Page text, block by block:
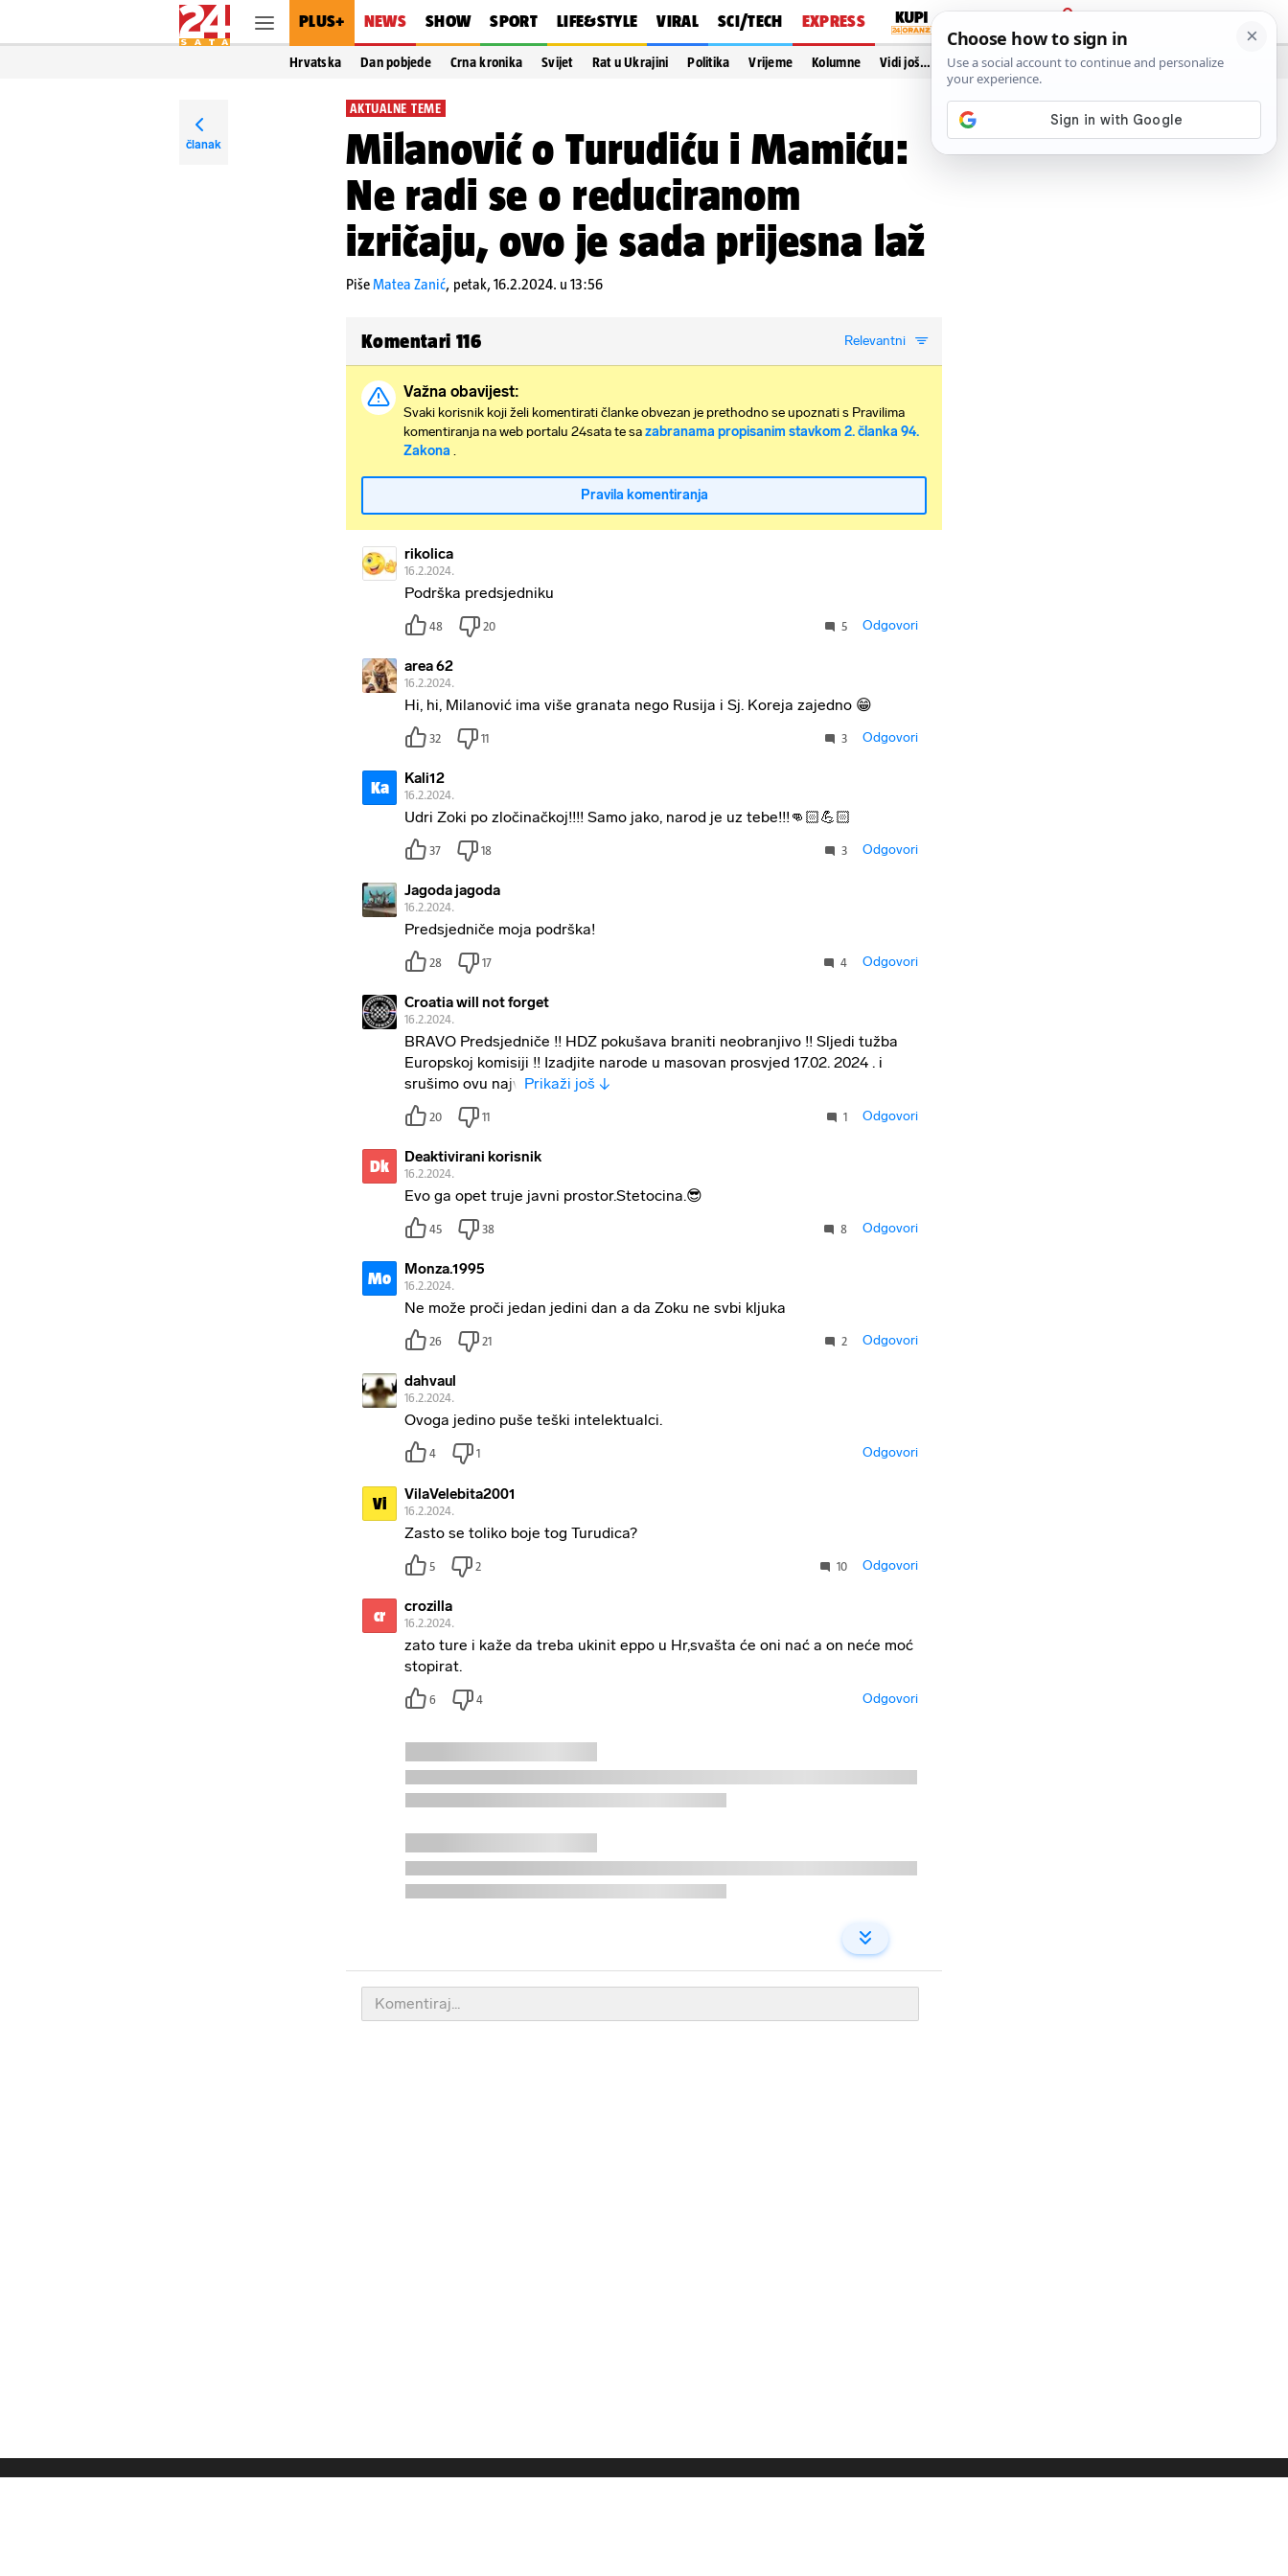
PLUS+ NEWS SHOW SPORT LIFE&STYLE VIRAL SCI/TECH EXPRESS
PRIJAVA
Hrvatska Dan pobjede Crna kronika Svijet Rat u Ukrajini Politika Vrijeme Kolumne Vidi još…
članak
AKTUALNE TEME
Milanović o Turudiću i Mamiću:
Ne radi se o reduciranom
izričaju, ovo je sada prijesna laž
PišeMatea Zanić, petak, 16.2.2024. u 13:56
Komentari 116 Relevantni
Važna obavijest:
Svaki korisnik koji želi komentirati članke obvezan je prethodno se upoznati s Pravilima
komentiranja na web portalu 24sata te sazabranama propisanim stavkom 2. članka 94.
Zakona .
Pravila komentiranja
rikolica
16.2.2024.
Podrška predsjedniku
48 20 5 Odgovori
area 62
16.2.2024.
Hi, hi, Milanović ima više granata nego Rusija i Sj. Koreja zajedno 😁
32 11 3 Odgovori
Ka Kali12
16.2.2024.
Udri Zoki po zločinačkoj!!!! Samo jako, narod je uz tebe!!!👊🏻💪🏻
37 18 3 Odgovori
Jagoda jagoda
16.2.2024.
Predsjedniče moja podrška!
28 17 4 Odgovori
Croatia will not forget
16.2.2024.
BRAVO Predsjedniče !! HDZ pokušava braniti neobranjivo !! Sljedi tužba
Europskoj komisiji !! Izadjite narode u masovan prosvjed 17.02. 2024 . i
srušimo ovu najv Prikaži još ↓
20 11 1 Odgovori
Dk Deaktivirani korisnik
16.2.2024.
Evo ga opet truje javni prostor.Stetocina.😎
45 38 8 Odgovori
Mo Monza.1995
16.2.2024.
Ne može proči jedan jedini dan a da Zoku ne svbi kljuka
26 21 2 Odgovori
dahvaul
16.2.2024.
Ovoga jedino puše teški intelektualci.
4 1 Odgovori
Vi VilaVelebita2001
16.2.2024.
Zasto se toliko boje tog Turudica?
5 2 10 Odgovori
cr crozilla
16.2.2024.
zato ture i kaže da treba ukinit eppo u Hr,svašta će oni nać a on neće moć
stopirat.
6 4 Odgovori